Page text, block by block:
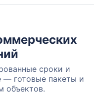
сроки и
— готовые пакеты и
объектов.